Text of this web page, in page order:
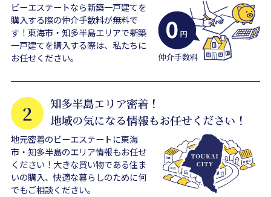
ビーエステートなら新築一戸建てを
購入する際の仲介手数料が無料で
す！東海市・知多半島エリアで新築
一戸建てを購入する際は、私たちに
お任せください。
地元密着のビーエステートに東海
市・知多半島のエリア情報もお任せ
ください！大きな買い物である住ま
いの購入、快適な暮らしのために何
でもご相談ください。